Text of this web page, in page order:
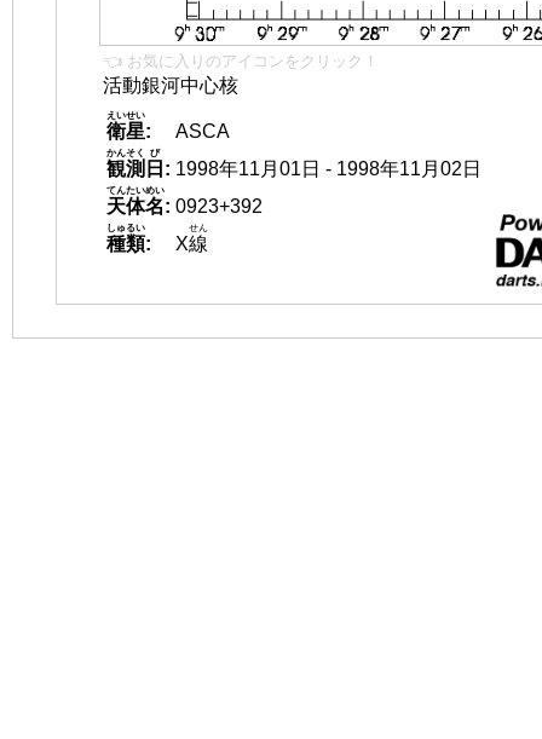
👈 お気に入りのアイコンをクリック！
活動銀河中心核
衛星
えいせい
:
ASCA
観測
かんそく
日
び
: 1998年11月01日 - 1998年11月02日
天体名
てんたいめい
: 0923+392
種類
しゅるい
: X線
せん